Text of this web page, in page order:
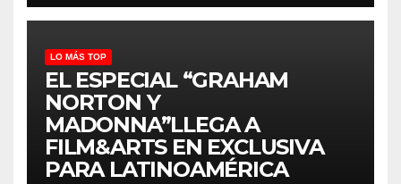
LO MÁS TOP
EL ESPECIAL “GRAHAM
NORTON Y
MADONNA”LLEGA A
FILM&ARTS EN EXCLUSIVA
PARA LATINOAMÉRICA